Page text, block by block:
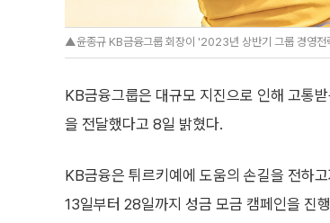
▲윤종규 KB금융그룹 회장이 '2023년 상반기 그룹 경영전
KB금융그룹은 대규모 지진으로 인해 고통
을 전달했다고 8일 밝혔다.
KB금융은 튀르키예에 도움의 손길을 전하
13일부터 28일까지 성금 모금 캠페인을 진